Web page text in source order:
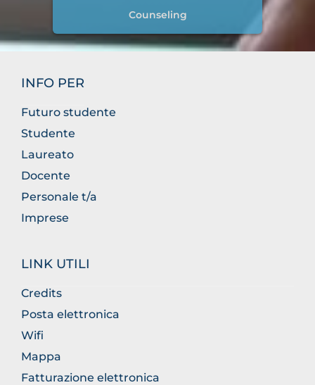
Counseling
INFO PER
Futuro studente
Studente
Laureato
Docente
Personale t/a
Imprese
LINK UTILI
Credits
Posta elettronica
Wifi
Mappa
Fatturazione elettronica